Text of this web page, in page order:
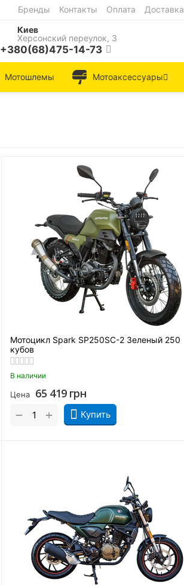
Бренды Контакты Оплата Доставка
Киев
Херсонский переулок, 3
+380(68)475-14-73
Мотошлемы Мотоаксессуары
Мотоцикл Spark SP250SC-2 Зеленый 250
кубов
В наличии
Цена 65 419 грн
Купить
+
−